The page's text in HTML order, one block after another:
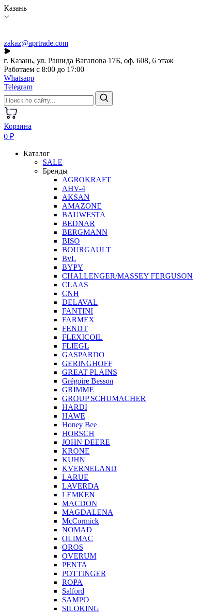
Казань
zakaz@aprtrade.com
г. Казань, ул. Рашида Вагапова 17Б, оф. 608, 6 этаж
Работаем с 8:00 до 17:00
Whatsapp
Telegram
Корзина
0 ₽
Каталог
SALE
Бренды
AGROKRAFT
AHV-4
AKSAN
AMAZONE
BAUWESTA
BEDNAR
BERGMANN
BISO
BOURGAULT
BvL
BYPY
CHALLENGER/MASSEY FERGUSON
CLAAS
CNH
DELAVAL
FANTINI
FARMEX
FENDT
FLEXICOIL
FLIEGL
GASPARDO
GERINGHOFF
GREAT PLAINS
Grégoire Besson
GRIMME
GROUP SCHUMACHER
HARDI
HAWE
Honey Bee
HORSCH
JOHN DEERE
KRONE
KUHN
KVERNELAND
LARUE
LAVERDA
LEMKEN
MACDON
MAGDALENA
McCormick
NOMAD
OLIMAC
OROS
OVERUM
PENTA
POTTINGER
ROPA
Salford
SAMPO
SILOKING